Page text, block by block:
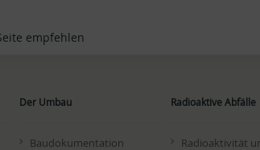
empfehlen
Der Umbau
Bau­do­ku­men­ta­ti­on
Radioaktive Abfälle
Ra­dio­ak­ti­vi­tät